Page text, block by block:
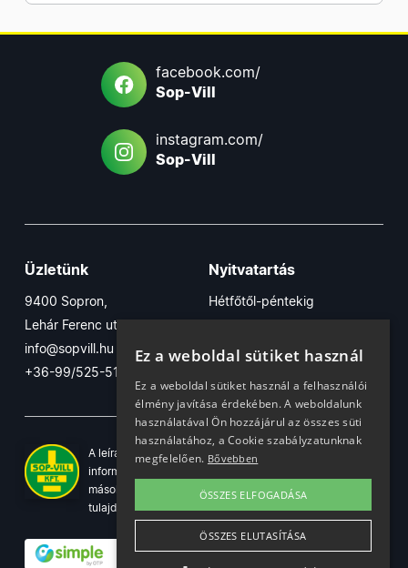
facebook.com/
Sop-Vill
instagram.com/
Sop-Vill
Üzletünk
9400 Sopron,
Lehár Ferenc utca 17/B
info@sopvill.hu
+36-99/525-515
Nyitvatartás
Hétfőtől-péntekig
7:30-16:30
Szombaton
A leírások, fotók, logók, és minden egyéb azon szereplő
információ cégünk szellemi tulajdonát képezik. Azok
másolása, üzleti célú felhasználása kizárólag a jog
tulajdonosának beleegyezésével történhet.
Ez a weboldal sütiket használ
Ez a weboldal sütiket használ a felhasználói
élmény javítása érdekében. A weboldalunk
használatával Ön hozzájárul az összes süti
használatához, a Cookie szabályzatunknak
megfelelően. Bővebben
ÖSSZES ELFOGADÁSA
ÖSSZES ELUTASÍTÁSA